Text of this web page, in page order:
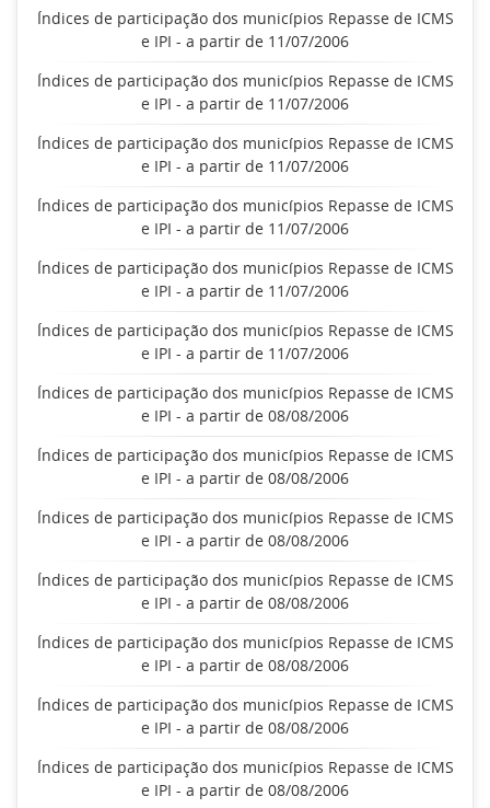
Índices de participação dos municípios Repasse de ICMS
e IPI - a partir de 11/07/2006
Índices de participação dos municípios Repasse de ICMS
e IPI - a partir de 11/07/2006
Índices de participação dos municípios Repasse de ICMS
e IPI - a partir de 11/07/2006
Índices de participação dos municípios Repasse de ICMS
e IPI - a partir de 11/07/2006
Índices de participação dos municípios Repasse de ICMS
e IPI - a partir de 11/07/2006
Índices de participação dos municípios Repasse de ICMS
e IPI - a partir de 11/07/2006
Índices de participação dos municípios Repasse de ICMS
e IPI - a partir de 08/08/2006
Índices de participação dos municípios Repasse de ICMS
e IPI - a partir de 08/08/2006
Índices de participação dos municípios Repasse de ICMS
e IPI - a partir de 08/08/2006
Índices de participação dos municípios Repasse de ICMS
e IPI - a partir de 08/08/2006
Índices de participação dos municípios Repasse de ICMS
e IPI - a partir de 08/08/2006
Índices de participação dos municípios Repasse de ICMS
e IPI - a partir de 08/08/2006
Índices de participação dos municípios Repasse de ICMS
e IPI - a partir de 08/08/2006